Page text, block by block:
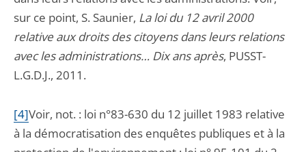
sur ce point, S. Saunier, La loi du 12 avril 2000
relative aux droits des citoyens dans leurs relations
avec les administrations… Dix ans après, PUSST-
L.G.D.J., 2011.
[4]Voir, not. : loi n°83-630 du 12 juillet 1983 relative
à la démocratisation des enquêtes publiques et à la